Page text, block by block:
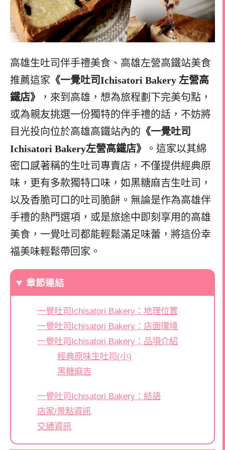
高雄生吐司伴手禮美食、高雄左營高鐵站美食
推薦這家 《一覺吐司Ichisatori Bakery 左營高
鐵店》
，來到高雄，想為旅程劃下完美句點，
或為親友挑選一份獨特的伴手禮的話，不妨將
目光投向位於高雄高鐵站內的 《一覺吐司
Ichisatori Bakery左營高鐵店》
。這家以其綿
密口感著稱的生吐司專賣店，不僅提供經典原
味，更有多款獨特口味，如黑糖麻吉生吐司，
以及香脆可口的吐司脆餅。無論是作為高雄伴
手禮的熱門選項，或是旅途中即刻享用的高雄
美食，一覺吐司都能輕鬆滿足味蕾，將這份幸
福美味輕鬆帶回家。
章節連結
一覺吐司Ichisatori Bakery：地理位置
一覺吐司Ichisatori Bakery：店面環境
一覺吐司Ichisatori Bakery：品項介紹
經典原味生吐司(小)
黑糖麻吉
一覺吐司Ichisatori Bakery：結語
店家/景點資訊
交通資訊